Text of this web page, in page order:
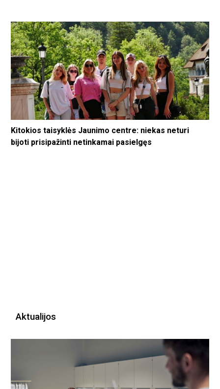
Kitokios taisyklės Jaunimo centre: niekas neturi
bijoti prisipažinti netinkamai pasielgęs
Aktualijos